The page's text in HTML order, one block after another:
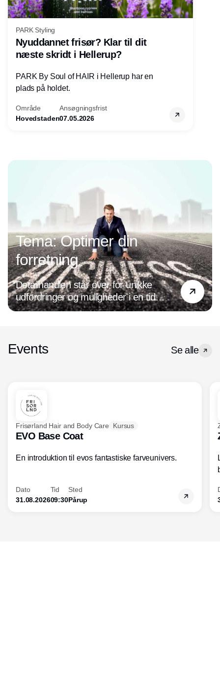
PARK Styling
Nyuddannet frisør? Klar til dit
næste skridt i Hellerup?
PARK By Soul of HAIR i Hellerup har en
plads på holdet.
Område
Hovedstaden
Ansøgningsfrist
07.05.2026
Tema: Optimer din
forretning
Detailhandlen står over for unikke
udfordringer og muligheder i en tid
præget af digital transformation og
de nyeste tendenser og holde øje med
kundeoplevelsen, øges salget og
indtjeningen.
Events Se alle
Frisørland Hair and Body Care Kursus
EVO Base Coat
En introduktion til evos fantastiske farveunivers.
Dato
31.08.2026
Tid
09:30
Sted
Pårup